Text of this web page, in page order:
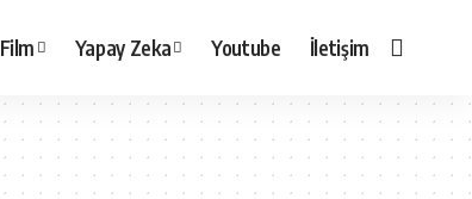
Film Yapay Zeka Youtube İletişim